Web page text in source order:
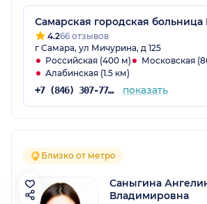
Самарская городская
4.266 отзывов
г Самара, ул Мичурина, д 125
Российская (400 м)
Московская
Алабинская (1.5 км)
+7 (846) 307-77-14 показать
Близко от метро
Саныгина
Владимировна